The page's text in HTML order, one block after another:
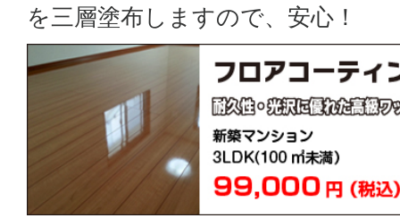
を三層塗布しますので、安心！